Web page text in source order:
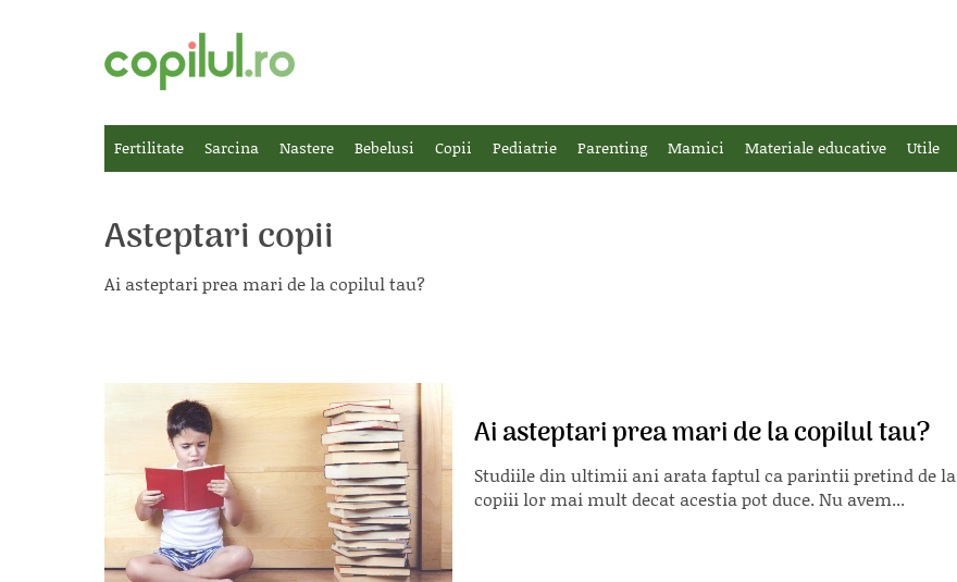
Fertilitate Sarcina Nastere Bebelusi Copii Pediatrie Parenting Mamici Materiale educative Utile
Asteptari copii
Ai asteptari prea mari de la copilul tau?
Ai asteptari prea mari de la copilul tau?
Studiile din ultimii ani arata faptul ca parintii pretind de la
copiii lor mai mult decat acestia pot duce. Nu avem...